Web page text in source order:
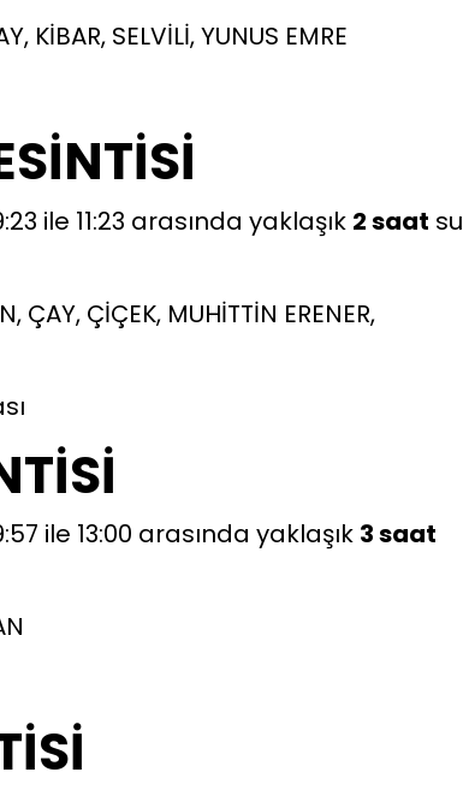
KİBAR, SELVİLİ, YUNUS EMRE
ile 11:23 arasında yaklaşık 2 saat su
ÇAY, ÇİÇEK, MUHİTTİN ERENER,
ile 13:00 arasında yaklaşık 3 saat